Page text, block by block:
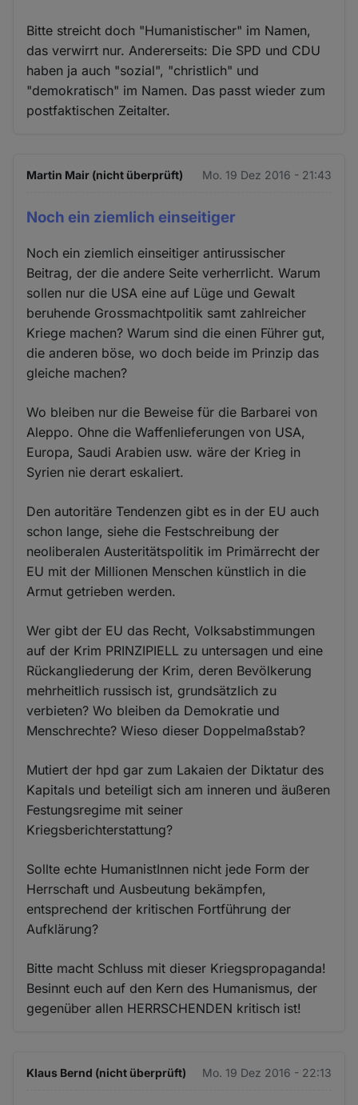
Bitte streicht doch "Humanistischer" im Namen,
das verwirrt nur. Andererseits: Die SPD und CDU
haben ja auch "sozial", "christlich" und
"demokratisch" im Namen. Das passt wieder zum
postfaktischen Zeitalter.
Martin Mair (nicht überprüft) Mo. 19 Dez 2016 - 21:43
Noch ein ziemlich einseitiger
Noch ein ziemlich einseitiger antirussischer
Beitrag, der die andere Seite verherrlicht. Warum
sollen nur die USA eine auf Lüge und Gewalt
beruhende Grossmachtpolitik samt zahlreicher
Kriege machen? Warum sind die einen Führer gut,
die anderen böse, wo doch beide im Prinzip das
gleiche machen?
Wo bleiben nur die Beweise für die Barbarei von
Aleppo. Ohne die Waffenlieferungen von USA,
Europa, Saudi Arabien usw. wäre der Krieg in
Syrien nie derart eskaliert.
Den autoritäre Tendenzen gibt es in der EU auch
schon lange, siehe die Festschreibung der
neoliberalen Austeritätspolitik im Primärrecht der
EU mit der Millionen Menschen künstlich in die
Armut getrieben werden.
Wer gibt der EU das Recht, Volksabstimmungen
auf der Krim PRINZIPIELL zu untersagen und eine
Rückangliederung der Krim, deren Bevölkerung
mehrheitlich russisch ist, grundsätzlich zu
verbieten? Wo bleiben da Demokratie und
Menschrechte? Wieso dieser Doppelmaßstab?
Mutiert der hpd gar zum Lakaien der Diktatur des
Kapitals und beteiligt sich am inneren und äußeren
Festungsregime mit seiner
Kriegsberichterstattung?
Sollte echte HumanistInnen nicht jede Form der
Herrschaft und Ausbeutung bekämpfen,
entsprechend der kritischen Fortführung der
Aufklärung?
Bitte macht Schluss mit dieser Kriegspropaganda!
Besinnt euch auf den Kern des Humanismus, der
gegenüber allen HERRSCHENDEN kritisch ist!
Klaus Bernd (nicht überprüft) Mo. 19 Dez 2016 - 22:13